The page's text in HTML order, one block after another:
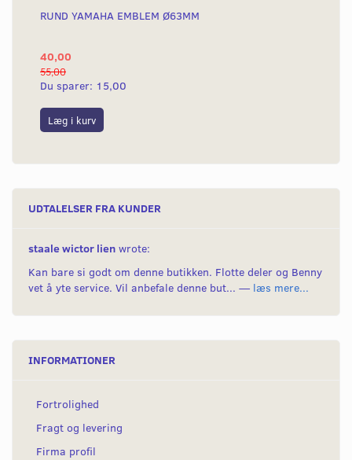
RUND YAMAHA EMBLEM Ø63MM
40,00
55,00
Du sparer: 15,00
Læg i kurv
UDTALELSER FRA KUNDER
staale wictor lien wrote:
Kan bare si godt om denne butikken. Flotte deler og Benny
vet å yte service. Vil anbefale denne but... — læs mere...
INFORMATIONER
Fortrolighed
Fragt og levering
Firma profil